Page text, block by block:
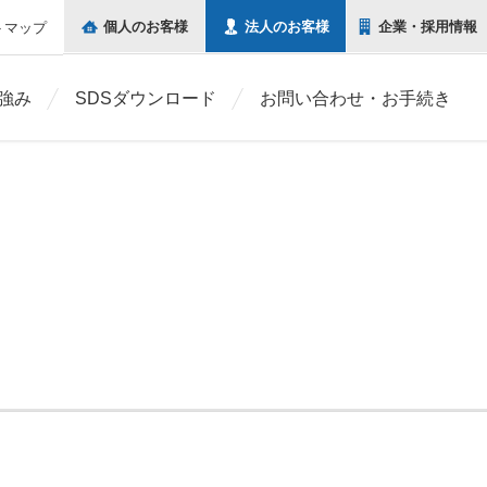
マップ 個人のお客様 法人のお客様 企業・ 採用情報
み SDSダウンロード お問い合わせ・お手続き